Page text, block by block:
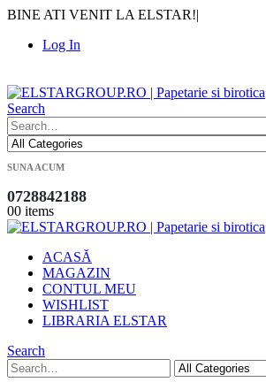
BINE ATI VENIT LA ELSTAR!|
Log In
Search
SUNA ACUM
0728842188
00 items
ACASĂ
MAGAZIN
CONTUL MEU
WISHLIST
LIBRARIA ELSTAR
Search